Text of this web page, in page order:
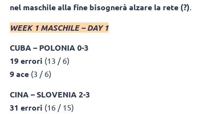
nel maschile alla fine bisognerà alzare la rete (?).
WEEK 1 MASCHILE – DAY 1
CUBA – POLONIA 0-3
19 errori (13 / 6)
9 ace (3 / 6)
CINA – SLOVENIA 2-3
31 errori (16 / 15)